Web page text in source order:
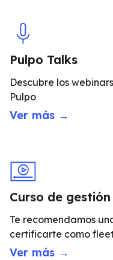
Pulpo Talks
Descubre los
Pulpo
Ver más →
Curso de
Te recomendamos
certificarte como
Ver más →